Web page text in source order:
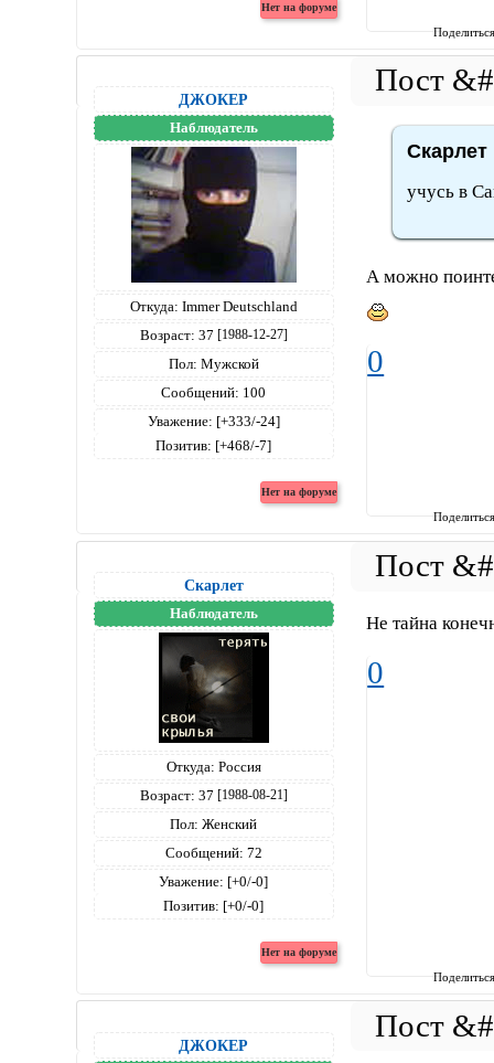
ДЖОКЕР
Наблюдатель
Откуда: Immer Deutschland
Возраст: 37 [1988-12-27]
Пол: Мужской
Сообщений: 100
Уважение: [+333/-24]
Позитив: [+468/-7]
Скарлет
учусь в
А можно
0
Скарлет
Наблюдатель
Откуда: Россия
Возраст: 37 [1988-08-21]
Пол: Женский
Сообщений: 72
Уважение: [+0/-0]
Позитив: [+0/-0]
Не тайна
0
ДЖОКЕР